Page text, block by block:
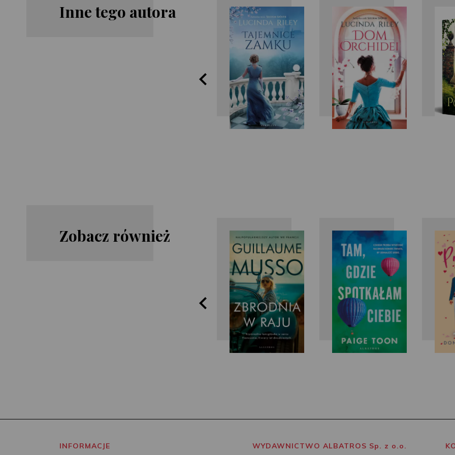
Inne tego autora
Lucinda
Lucinda
Lucinda
Riley
Lucinda
Riley
Zobacz również
Lauren
Nicholas
Guillaume
Musso
Paige Toon
INFORMACJE WYDAWNICTWO ALBATROS Sp. z o.o.